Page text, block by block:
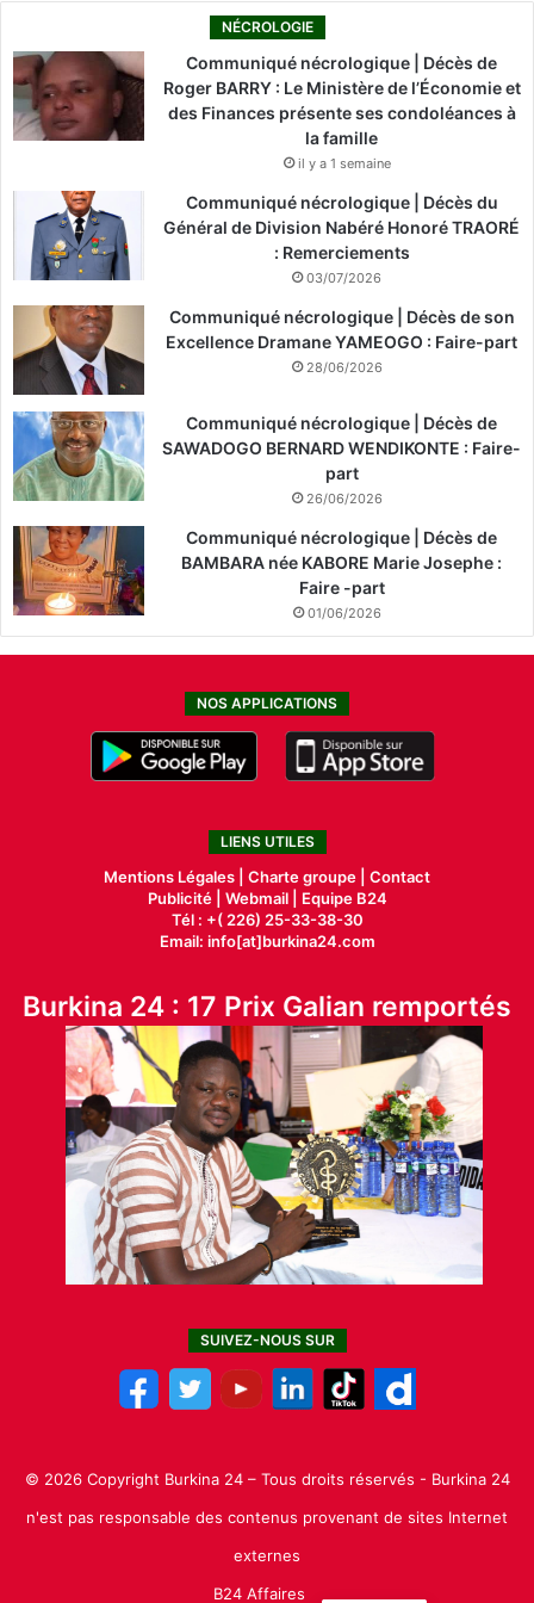
NÉCROLOGIE
Communiqué nécrologique | Décès de
Roger BARRY : Le Ministère de l’Économie et
des Finances présente ses condoléances à
la famille
il y a 1 semaine
Communiqué nécrologique | Décès du
Général de Division Nabéré Honoré TRAORÉ
: Remerciements
03/07/2026
Communiqué nécrologique | Décès de son
Excellence Dramane YAMEOGO : Faire-part
28/06/2026
Communiqué nécrologique | Décès de
SAWADOGO BERNARD WENDIKONTE : Faire-
part
26/06/2026
Communiqué nécrologique | Décès de
BAMBARA née KABORE Marie Josephe :
Faire -part
01/06/2026
NOS APPLICATIONS
LIENS UTILES
Mentions Légales | Charte groupe | Contact
Publicité| Webmail |
Equipe B24
Tél : +( 226) 25-33-38-30
Email: info[at]burkina24.com
Burkina 24 : 17 Prix Galian remportés
SUIVEZ-NOUS SUR
© 2026 Copyright Burkina 24 – Tous droits réservés - Burkina 24
n'est pas responsable des contenus provenant de sites Internet
externes
B24 Affaires